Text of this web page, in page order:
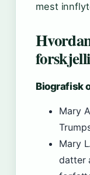
mest
Biografisk
Mary
Mary
datter